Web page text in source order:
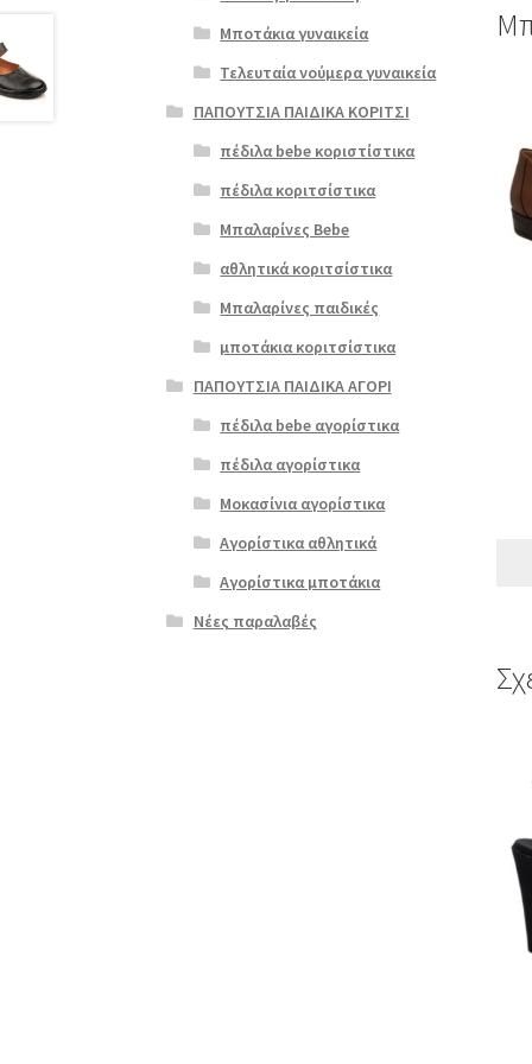
έχει
Μποτάκια γυναικεία
Τελευταία νούμερα γυναικεία
ΠΑΠΟΥΤΣΙΑ ΠΑΙΔΙΚΑ ΚΟΡΙΤΣΙ
πέδιλα bebe κοριστίστικα
πέδιλα κοριτσίστικα
Μπαλαρίνες Bebe
αθλητικά κοριτσίστικα
Μπαλαρίνες παιδικές
μποτάκια κοριτσίστικα
ΠΑΠΟΥΤΣΙΑ ΠΑΙΔΙΚΑ ΑΓΟΡΙ
πέδιλα bebe αγορίστικα
πέδιλα αγορίστικα
Μοκασίνια αγορίστικα
Αγορίστικα αθλητικά
Αγορίστικα μποτάκια
Νέες παραλαβές